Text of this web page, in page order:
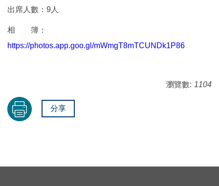
出席人數：9人
相 簿：
https://photos.app.goo.gl/mWmgT8mTCUNDk1P86
瀏覽數: 1104
分享